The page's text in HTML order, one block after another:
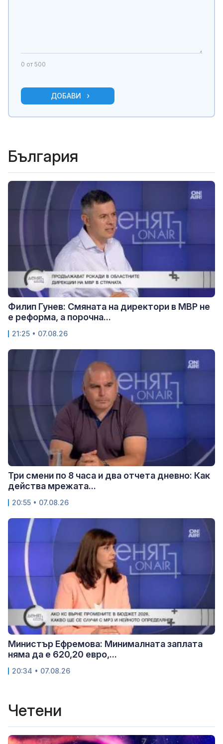
0 от 500
ДОБАВИ
България
Филип Гунев: Смяната на директори в МВР не
е реформа, а порочна...
21:25 • 07.08.26
Три смени по 8 часа и два отчета дневно: Как
действа мрежата...
20:55 • 07.08.26
Министър Ефремова: Минималната заплата
няма да е 620,20 евро,...
20:34 • 07.08.26
Четени